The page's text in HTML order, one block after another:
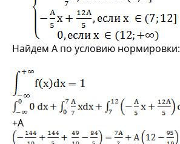
Найдем А по условию нормировки:
+A